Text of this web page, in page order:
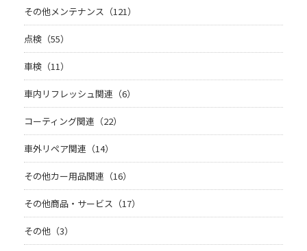
その他メンテナンス（121）
点検（55）
車検（11）
車内リフレッシュ関連（6）
コーティング関連（22）
車外リペア関連（14）
その他カー用品関連（16）
その他商品・サービス（17）
その他（3）